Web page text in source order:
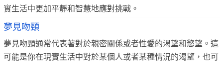
實生活中更加平靜和智慧地應對挑戰。
夢見吻頸
夢見吻頸通常代表著對於親密關係或者性愛的渴望和慾望。這
可能是你在現實生活中對於某個人或者某種情況的渴望，也可